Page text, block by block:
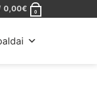
0,00€ 0